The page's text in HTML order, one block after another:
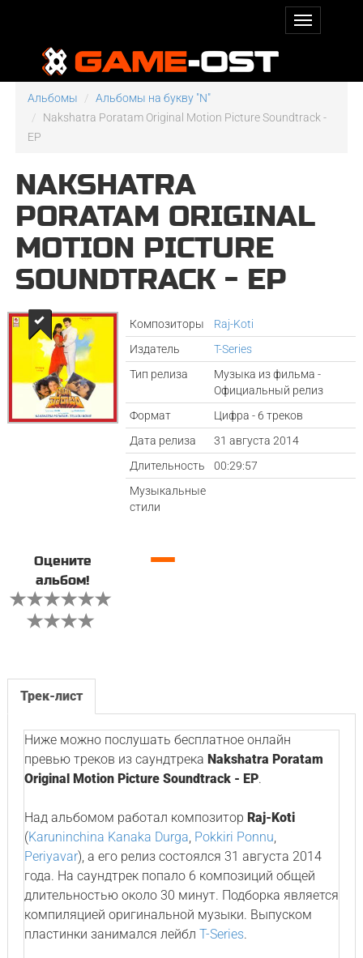
Альбомы
Альбомы на букву "N"
Nakshatra Poratam Original Motion Picture Soundtrack -
EP
NAKSHATRA
PORATAM ORIGINAL
MOTION PICTURE
SOUNDTRACK - EP
Композиторы
Raj-Koti
Издатель
T-Series
Тип релиза
Музыка из фильма -
Официальный релиз
Формат
Цифра - 6 треков
Дата релиза
31 августа 2014
Длительность
00:29:57
Музыкальные
стили
Оцените
альбом!
—
Трек-лист
Ниже можно послушать бесплатное онлайн
превью треков из саундтрека Nakshatra Poratam
Original Motion Picture Soundtrack - EP.
Над альбомом работал композитор Raj-Koti
(Karuninchina Kanaka Durga, Pokkiri Ponnu,
Periyavar), а его релиз состоялся 31 августа 2014
года. На саундтрек попало 6 композиций общей
длительностью около 30 минут. Подборка является
компиляцией оригинальной музыки. Выпуском
пластинки занимался лейбл T-Series.